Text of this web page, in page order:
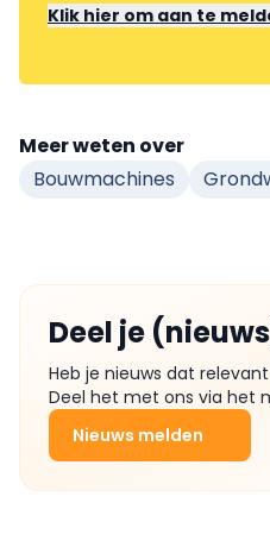
Klik hier om aan te
Meer weten over
Bouwmachines
Deel je
Heb je nieuws dat
Deel het met ons via het
Nieuws melden